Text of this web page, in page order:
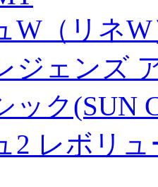
W（リネ
ジェンズ
ック(SUN
2 レボリ